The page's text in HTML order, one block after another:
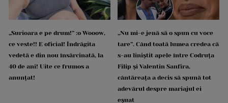
„Surioara e pe drum!” :o Wooow,
ce veste!! E oficial! Îndrăgita
vedetă e din nou însărcinată, la
40 de ani! Uite ce frumos a
anunțat!
„Nu mi-e jenă să o spun cu voce
tare”. Când toată lumea credea că
s-au liniștit apele între Codruța
Filip și Valentin Sanfira,
cântăreața a decis să spună tot
adevărul despre mariajul ei
eșuat